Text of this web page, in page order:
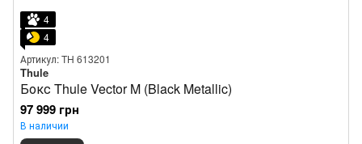
4
4
Артикул: TH 613201
Thule
Бокс Thule Vector M (Black Metallic)
97 999 грн
В наличии